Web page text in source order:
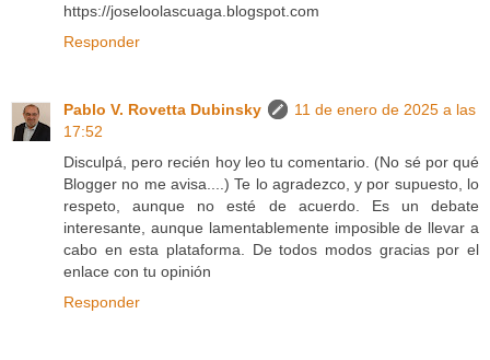
https://joseloolascuaga.blogspot.com
Responder
Pablo V. Rovetta Dubinsky
11 de enero de 2025 a las
17:52
Disculpá, pero recién hoy leo tu comentario. (No sé por qué
Blogger no me avisa....) Te lo agradezco, y por supuesto, lo
respeto, aunque no esté de acuerdo. Es un debate
interesante, aunque lamentablemente imposible de llevar a
cabo en esta plataforma. De todos modos gracias por el
enlace con tu opinión
Responder